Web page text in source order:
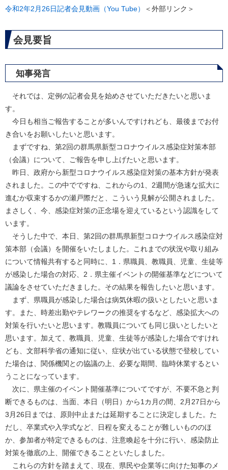
令和2年2月26日記者会見動画（You Tube） ＜外部リンク＞
会見要旨
知事発言
それでは、定例の記者会見を始めさせていただきたいと思いま
す。
今日も相当ご報告することが多いんですけれども、最後までお付
き合いをお願いしたいと思います。
まずですね、第2回の群馬県新型コロナウイルス感染症対策本部
（会議）について、ご報告を申し上げたいと思います。
昨日、政府から新型コロナウイルス感染症対策の基本方針が発表
されました。この中でですね、これからの1、2週間が急速な拡大に
進むか収束するかの瀬戸際だと、こういう見解が公開されました。
まさしく、今、感染症対策の正念場を迎えているという認識をして
います。
そうした中で、本日、第2回の群馬県新型コロナウイルス感染症対
策本部（会議）を開催をいたしました。これまでの状況や取り組み
について情報共有すると同時に、1．県職員、教職員、児童、生徒等
が感染した場合の対応、2．県主催イベントの開催基準などについて
議論をさせていただきました。その結果を報告したいと思います。
まず、県職員が感染した場合は病気休暇の扱いとしたいと思いま
す。また、時差出勤やテレワークの推奨をするなど、感染拡大への
対策を行いたいと思います。教職員についても同じ扱いとしたいと
思います。加えて、教職員、児童、生徒等が感染した場合ですけれ
ども、文部科学省の通知に従い、症状が出ている状態で登校してい
た場合は、関係機関との協議の上、必要な期間、臨時休業するとい
うことになっています。
次に、県主催のイベント開催基準についてですが、不要不急と判
断できるものは、当面、本日（明日）から1カ月の間、2月27日から
3月26日までは、原則中止または延期することに決定しました。た
だし、卒業式や入学式など、日程を変えることが難しいもののほ
か、参加者が特定できるものは、注意喚起を十分に行い、感染防止
対策を徹底の上、開催できることといたしました。
これらの方針を踏まえて、現在、県民や企業等に向けた知事のメ